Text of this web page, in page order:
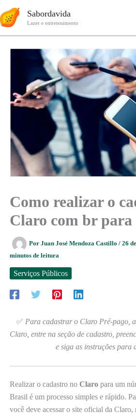
para
Sabordavida
Lazer e entretenimento
Como realizar o
Claro com br para
Por Juan José Mendoza Castillo / 26
minutos de leitura
Serviços Públicos
✅ Para cadastrar o Claro Pré-pago,
Claro, entre na seção de cadastro,
e siga as instruções para
Realizar o cadastro no Claro para um
Brasil é um processo simples e rápido.
você deve acessar o site oficial da Claro,